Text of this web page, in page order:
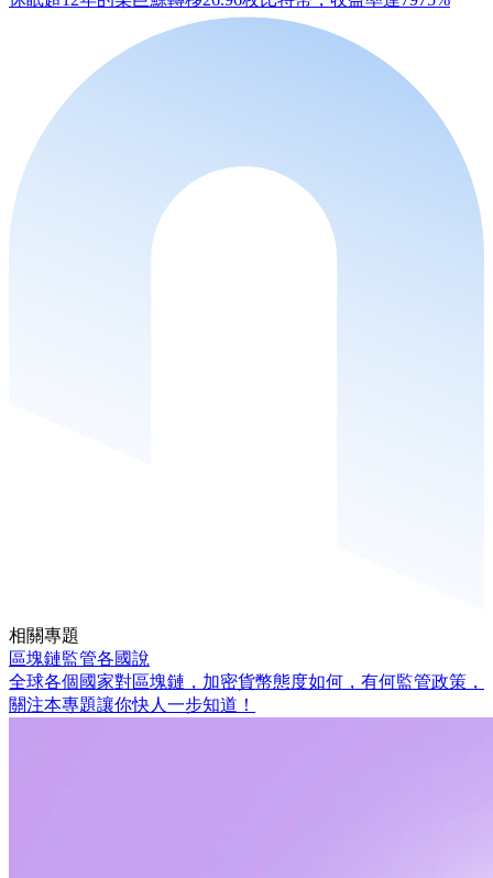
相關專題
區塊鏈監管各國說
全球各個國家對區塊鏈，加密貨幣態度如何，有何監管政策，
關注本專題讓你快人一步知道！